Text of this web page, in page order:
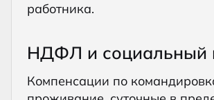
работника.
НДФЛ и социальный
Компенсации по